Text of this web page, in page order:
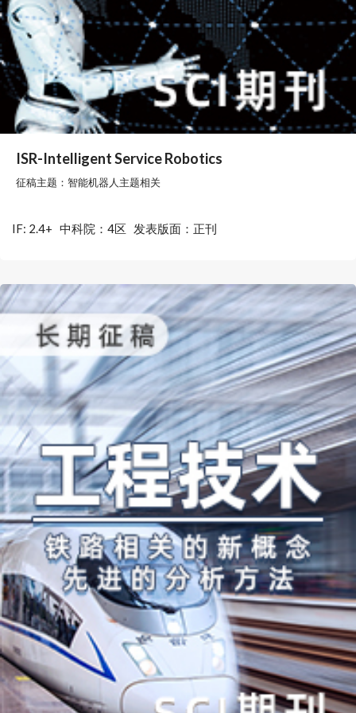
ISR-Intelligent Service Robotics
征稿主题：智能机器人主题相关
IF: 2.4+ 中科院：4区 发表版面：正刊